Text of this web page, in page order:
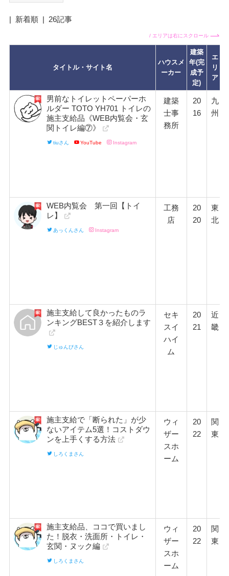
新着順 26記事
/ エリアは右にスクロール
タイトル・サイト名
ハウスメ
ーカー
建築
年(完
成予
定)
エ
リ
ア
男前なトイレットペーパーホ
ルダー TOTO YH701 トイレの
施主支給品《WEB内覧会・玄
関トイレ編⑦》
tiuさん YouTube Instagram
建築
士事
務所
20
16
九
州
WEB内覧会 第一回【トイ
レ】
あっくんさん Instagram
工務
店
20
20
東
北
施主支給して良かったものラ
ンキングBEST３を紹介します
じゅんぴさん
セキ
スイ
ハイ
ム
20
21
近
畿
施主支給で「断られた」が少
ないアイテム5選！コストダウ
ンを上手くする方法
しろくまさん
ウィ
ザー
スホ
ーム
20
22
関
東
施主支給品、ココで買いまし
た！脱衣・洗面所・トイレ・
玄関・ヌック編
しろくまさん
ウィ
ザー
スホ
ーム
20
22
関
東